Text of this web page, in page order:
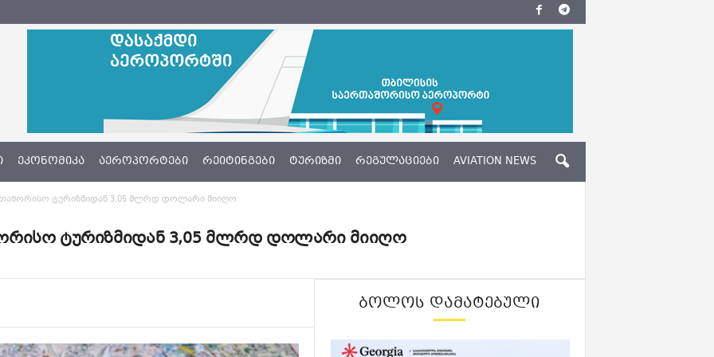
ᲔᲙᲝᲜᲝᲛᲘᲙᲐ ᲐᲔᲠᲝᲞᲝᲠᲢᲔᲑᲘ ᲠᲔᲘᲢᲘᲜᲒᲔᲑᲘ ᲢᲣᲠᲘᲖᲛᲘ ᲠᲔᲒᲣᲚᲐᲪᲘᲔᲑᲘ AVIATION NEWS
ტურიზმიდან 3,05 მლრდ დოლარი მიიღო
ტურიზმიდან 3,05 მლრდ დოლარი მიიღო
ᲑᲝᲚᲝᲡ ᲓᲐᲛᲐᲢᲔᲑᲣᲚᲘ